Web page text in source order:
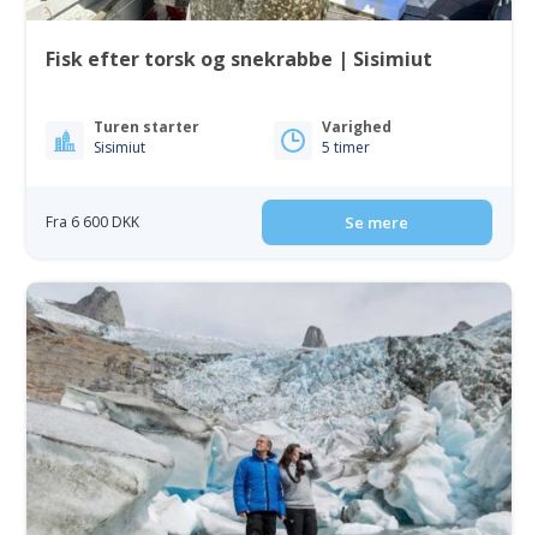
Fisk efter torsk og snekrabbe | Sisimiut
Turen starter
Sisimiut
Varighed
5 timer
Fra 6 600 DKK Se mere